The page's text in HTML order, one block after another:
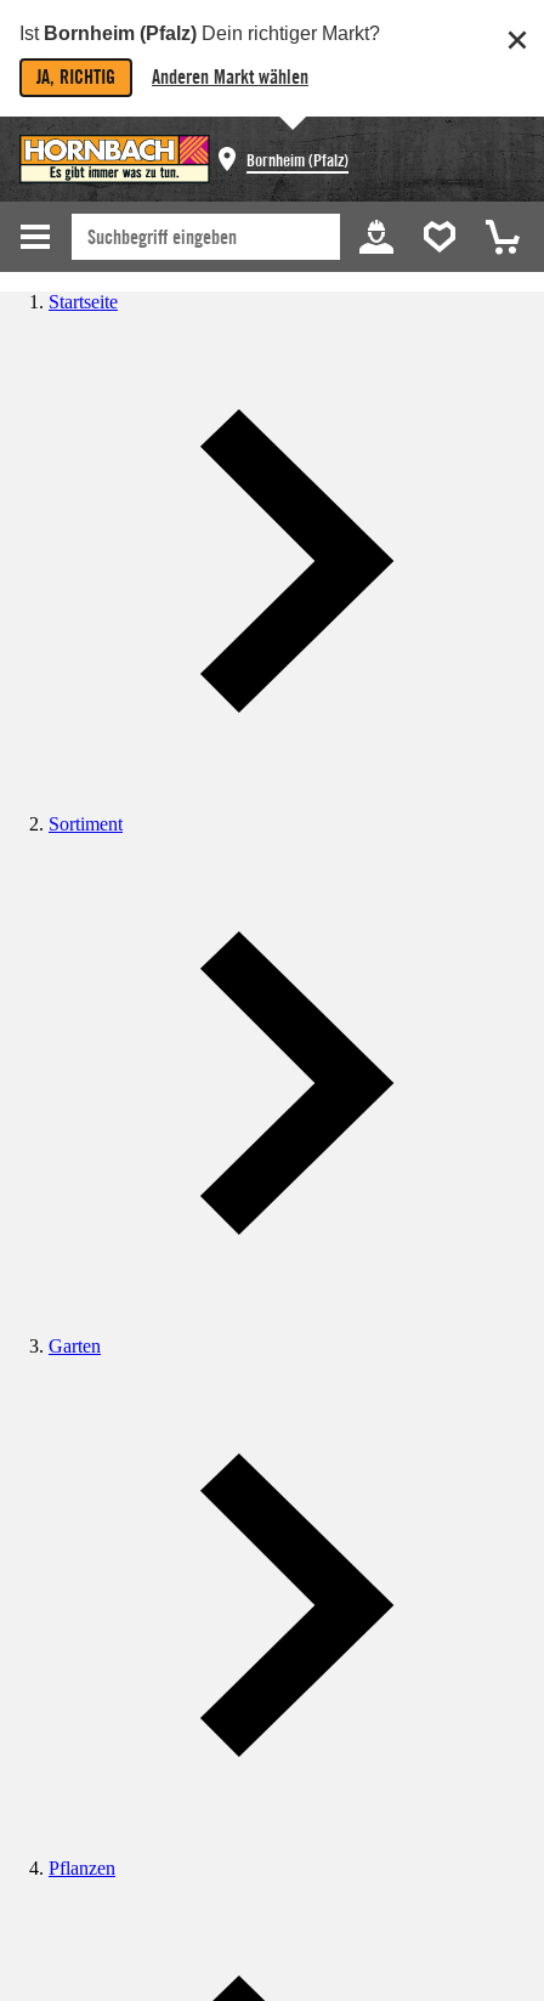
Ist Bornheim (Pfalz) Dein richtiger Markt?
JA, RICHTIG Anderen Markt wählen
Bornheim (Pfalz)
Startseite
Sortiment
Garten
Pflanzen